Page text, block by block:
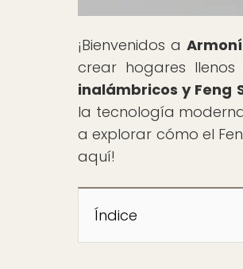
¡Bienvenidos a
crear hogares
inalámbricos y Feng
la tecnología
a explorar cómo el
aquí!
Índice